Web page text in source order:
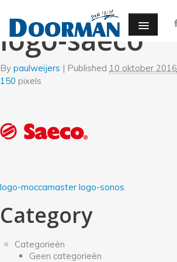
logo-saeco
By paulweijers | Published 10 oktober 2016
150 pixels
logo-moccamaster logo-sonos
Category
Categorieën
Geen categorieën